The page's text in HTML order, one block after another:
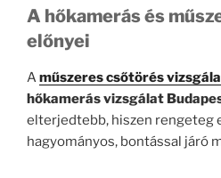
A hőkamerás és
előnyei
Aműszeres csőtörés
hőkamerás vizsgálat
elterjedtebb, hiszen rengeteg
hagyományos, bontással járó